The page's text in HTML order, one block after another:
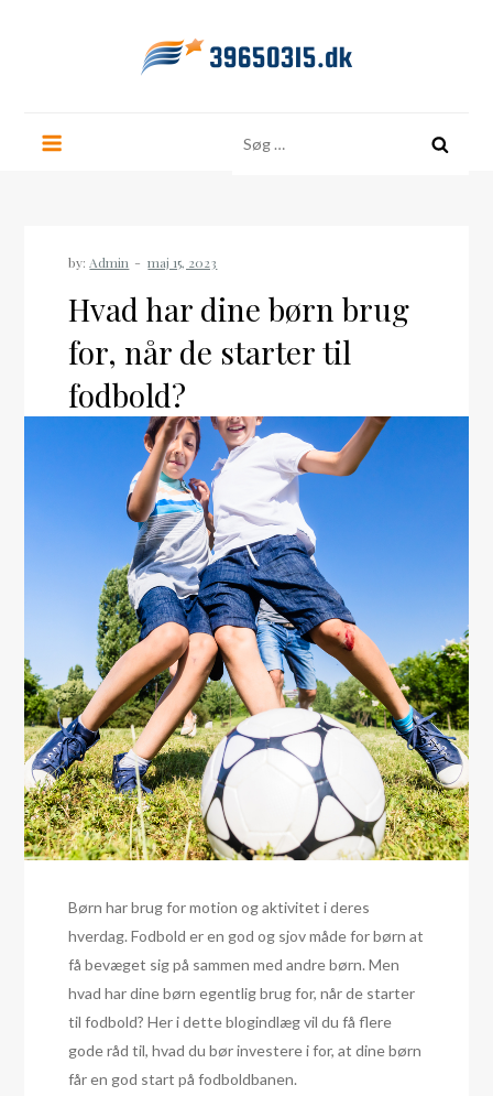
efter:
by: Admin
Hvad har dine børn brug
for, når de starter til
fodbold?
Børn har brug for motion og aktivitet i deres
hverdag. Fodbold er en god og sjov måde for børn at
få bevæget sig på sammen med andre børn. Men
hvad har dine børn egentlig brug for, når de starter
til fodbold? Her i dette blogindlæg vil du få flere
gode råd til, hvad du bør investere i for, at dine børn
får en god start på fodboldbanen.